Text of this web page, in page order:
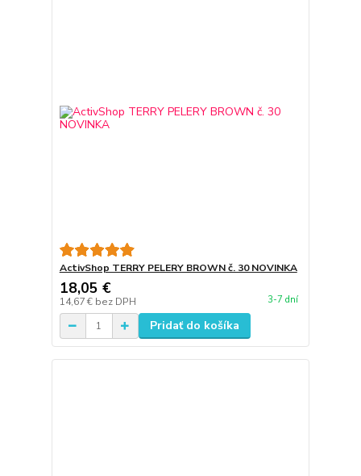
ActivShop TERRY PELERY BROWN č. 30 NOVINKA
18,05 €
14,67 € bez DPH 3-7 dní
Pridať do košíka